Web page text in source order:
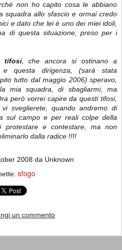
non ho capito cosa le abbiano
squadra allo sfascio e ormai credo
e dato che lei è uno dei miei idoli,
di questa situazione, preso per i
tifosi, che ancora si ostinano a
e questa dirigenza, (sarà stata
tutto dal maggio 2006) speravo,
mia squadra, di sbagliarmi, ma
però vorrei capire da questi tifosi,
sveglierete, quando andremo di
sul campo e per reali colpe della
protestare e contestare, ma non
dalla radice !!!!
2008 da Unknown
sfogo
un commento